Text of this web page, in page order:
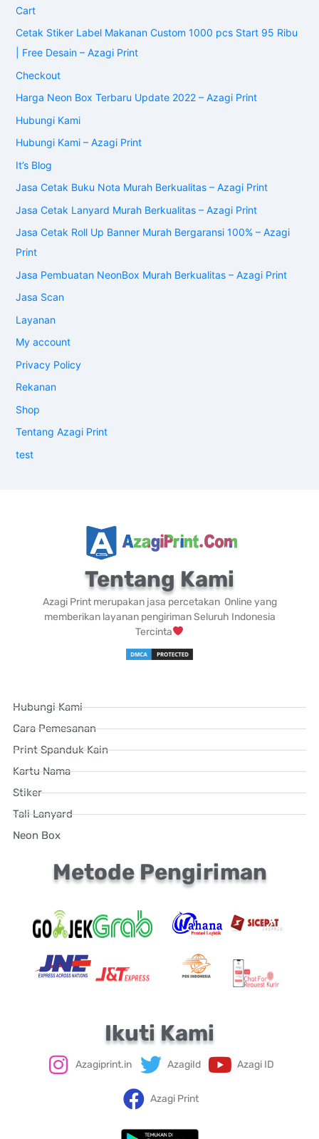
Cart
Cetak Stiker Label Makanan Custom 1000 pcs Start 95 Ribu
| Free Desain – Azagi Print
Checkout
Harga Neon Box Terbaru Update 2022 – Azagi Print
Hubungi Kami
Hubungi Kami – Azagi Print
It’s Blog
Jasa Cetak Buku Nota Murah Berkualitas – Azagi Print
Jasa Cetak Lanyard Murah Berkualitas – Azagi Print
Jasa Cetak Roll Up Banner Murah Bergaransi 100% – Azagi
Print
Jasa Pembuatan NeonBox Murah Berkualitas – Azagi Print
Jasa Scan
Layanan
My account
Privacy Policy
Rekanan
Shop
Tentang Azagi Print
test
Tentang Kami
Azagi Print merupakan jasa percetakan Online yang
memberikan layanan pengiriman Seluruh Indonesia
Tercinta
Hubungi Kami
Cara Pemesanan
Print Spanduk Kain
Kartu Nama
Stiker
Tali Lanyard
Neon Box
Metode Pengiriman
Ikuti Kami
Azagiprint.in AzagiId Azagi ID
Azagi Print